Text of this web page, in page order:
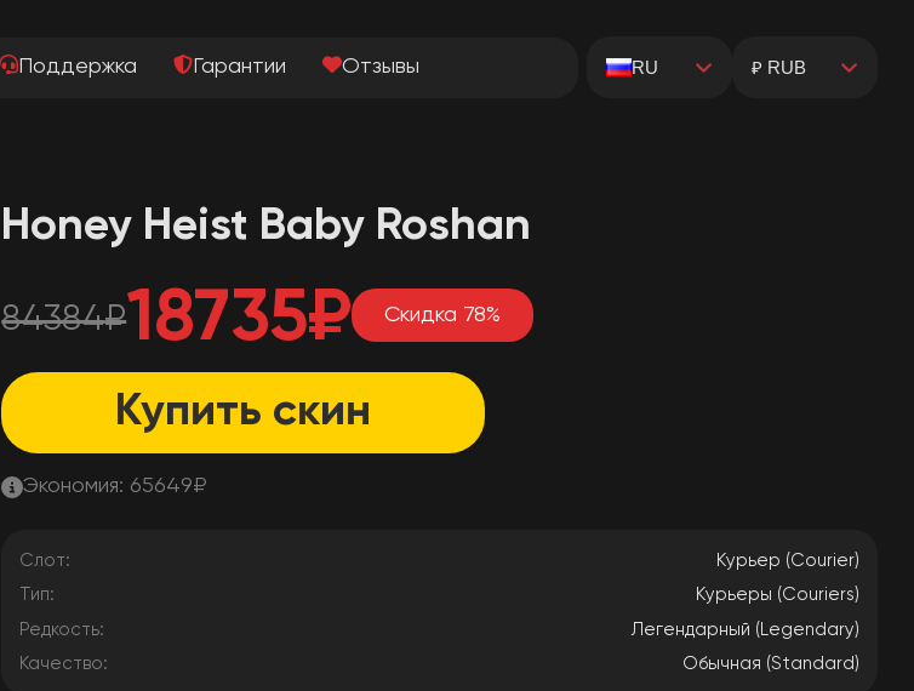
Поддержка Гарантии Отзывы RU ₽ RUB
Honey Heist Baby Roshan
84384₽18735₽ Скидка 78%
Купить скин
Экономия: 65649₽
Слот:
Курьер (Courier)
Тип:
Курьеры (Couriers)
Редкость:
Легендарный (Legendary)
Качество:
Обычная (Standard)